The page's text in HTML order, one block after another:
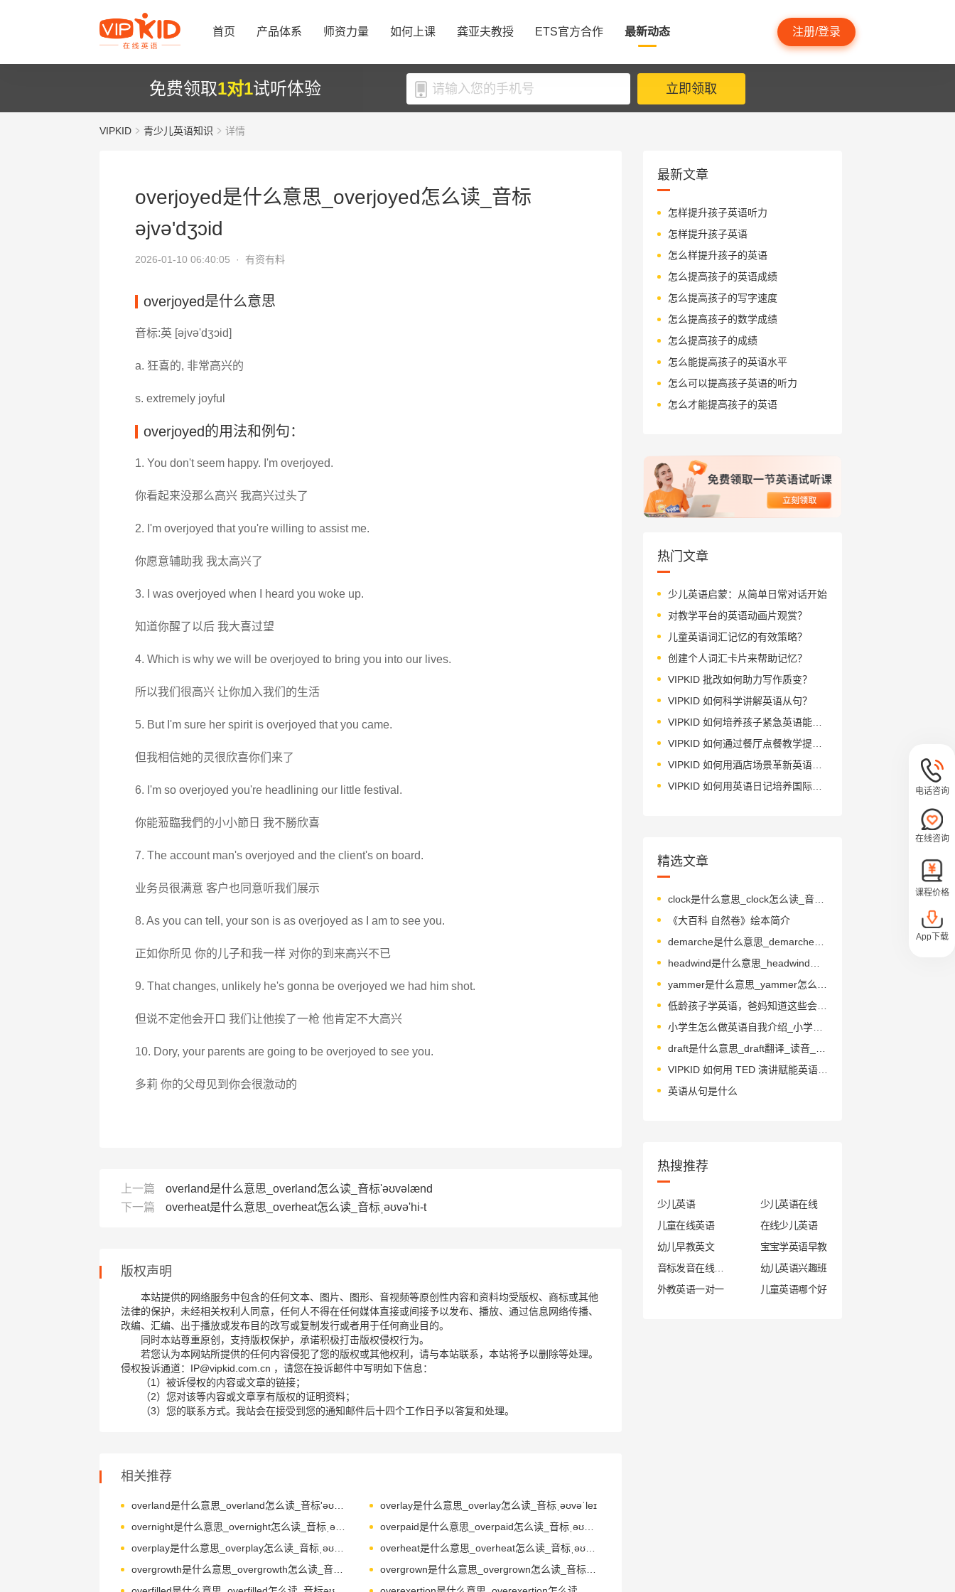
首页 产品体系 师资力量 如何上课 龚亚夫教授 ETS官方合作 最新动态 注册/登录
免费领取1对1试听体验 立即领取
VIPKID 青少儿英语知识 详情
overjoyed是什么意思_overjoyed怎么读_音标
әjvә'dʒɔid
2026-01-10 06:40:05 · 有资有料
overjoyed是什么意思
音标:英 [әjvә'dʒɔid]
a. 狂喜的, 非常高兴的
s. extremely joyful
overjoyed的用法和例句：
1. You don't seem happy. I'm overjoyed.
你看起来没那么高兴 我高兴过头了
2. I'm overjoyed that you're willing to assist me.
你愿意辅助我 我太高兴了
3. I was overjoyed when I heard you woke up.
知道你醒了以后 我大喜过望
4. Which is why we will be overjoyed to bring you into our lives.
所以我们很高兴 让你加入我们的生活
5. But I'm sure her spirit is overjoyed that you came.
但我相信她的灵很欣喜你们来了
6. I'm so overjoyed you're headlining our little festival.
你能蒞臨我們的小小節日 我不勝欣喜
7. The account man's overjoyed and the client's on board.
业务员很满意 客户也同意听我们展示
8. As you can tell, your son is as overjoyed as I am to see you.
正如你所见 你的儿子和我一样 对你的到来高兴不已
9. That changes, unlikely he's gonna be overjoyed we had him shot.
但说不定他会开口 我们让他挨了一枪 他肯定不大高兴
10. Dory, your parents are going to be overjoyed to see you.
多莉 你的父母见到你会很激动的
上一篇
overland是什么意思_overland怎么读_音标'əʊvəlænd
下一篇
overheat是什么意思_overheat怎么读_音标ˌəʊvə'hi-t
版权声明
本站提供的网络服务中包含的任何文本、图片、图形、音视频等原创性内容和资料均受版权、商标或其他
法律的保护，未经相关权利人同意，任何人不得在任何媒体直接或间接予以发布、播放、通过信息网络传播、
改编、汇编、出于播放或发布目的改写或复制发行或者用于任何商业目的。
同时本站尊重原创，支持版权保护，承诺积极打击版权侵权行为。
若您认为本网站所提供的任何内容侵犯了您的版权或其他权利，请与本站联系，本站将予以删除等处理。
侵权投诉通道：IP@vipkid.com.cn ，请您在投诉邮件中写明如下信息：
（1）被诉侵权的内容或文章的链接；
（2）您对该等内容或文章享有版权的证明资料；
（3）您的联系方式。我站会在接受到您的通知邮件后十四个工作日予以答复和处理。
相关推荐
overland是什么意思_overland怎么读_音标'əʊvəlænd
overlay是什么意思_overlay怎么读_音标ˌəʊvəˈleɪ
overnight是什么意思_overnight怎么读_音标ˌəʊvə'naɪt
overpaid是什么意思_overpaid怎么读_音标ˌəʊvəˈpeɪd
overplay是什么意思_overplay怎么读_音标ˌəʊvə'pleɪ
overheat是什么意思_overheat怎么读_音标ˌəʊvə'hi-t
overgrowth是什么意思_overgrowth怎么读_音标ˈəuvəɡrəuθ
overgrown是什么意思_overgrown怎么读_音标ˌəʊvəˈgrəʊn
最新文章
怎样提升孩子英语听力
怎样提升孩子英语
怎么样提升孩子的英语
怎么提高孩子的英语成绩
怎么提高孩子的写字速度
怎么提高孩子的数学成绩
怎么提高孩子的成绩
怎么能提高孩子的英语水平
怎么可以提高孩子英语的听力
怎么才能提高孩子的英语
热门文章
少儿英语启蒙：从简单日常对话开始
对教学平台的英语动画片观赏？
儿童英语词汇记忆的有效策略？
创建个人词汇卡片来帮助记忆？
VIPKID 批改如何助力写作质变？
VIPKID 如何科学讲解英语从句？
VIPKID 如何培养孩子紧急英语能力？
VIPKID 如何通过餐厅点餐教学提升少儿英语应用能力？
VIPKID 如何用酒店场景革新英语教学？
VIPKID 如何用英语日记培养国际化人才？
精选文章
clock是什么意思_clock怎么读_音标klɒk
《大百科 自然卷》绘本简介
demarche是什么意思_demarche怎么读_音标deɪ'mɑ-ʃ
低龄孩子学英语，爸妈知道这些会更省力！
小学生怎么做英语自我介绍_小学英语自我介绍范文介绍
VIPKID 如何用 TED 演讲赋能英语教育？
英语从句是什么
热搜推荐
少儿英语
少儿英语在线
儿童在线英语
在线少儿英语
幼儿早教英文
宝宝学英语早教
幼儿英语兴趣班
外教英语一对一
儿童英语哪个好
电话咨询
在线咨询
课程价格
App下载